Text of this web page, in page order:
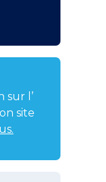
sur l’
site